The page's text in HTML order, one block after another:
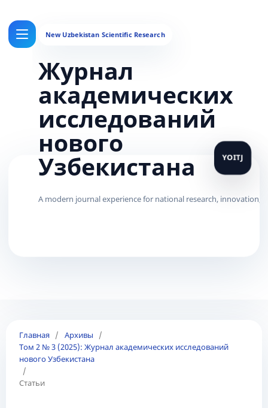
Журнал
академических
исследований
нового
Узбекистана
Главная / Архивы
/
Том 2 № 3 (2025): Журнал академических исследований
нового Узбекистана
/
Статьи